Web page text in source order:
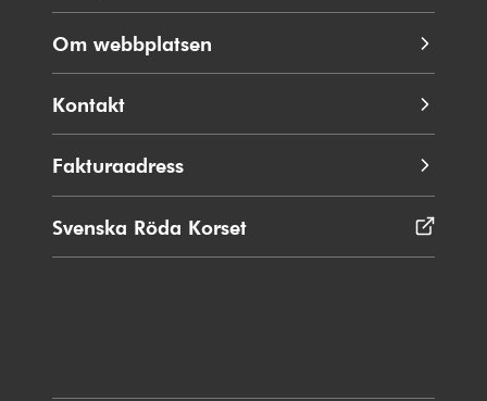
Om webbplatsen
Kontakt
Fakturaadress
Svenska Röda Korset
i